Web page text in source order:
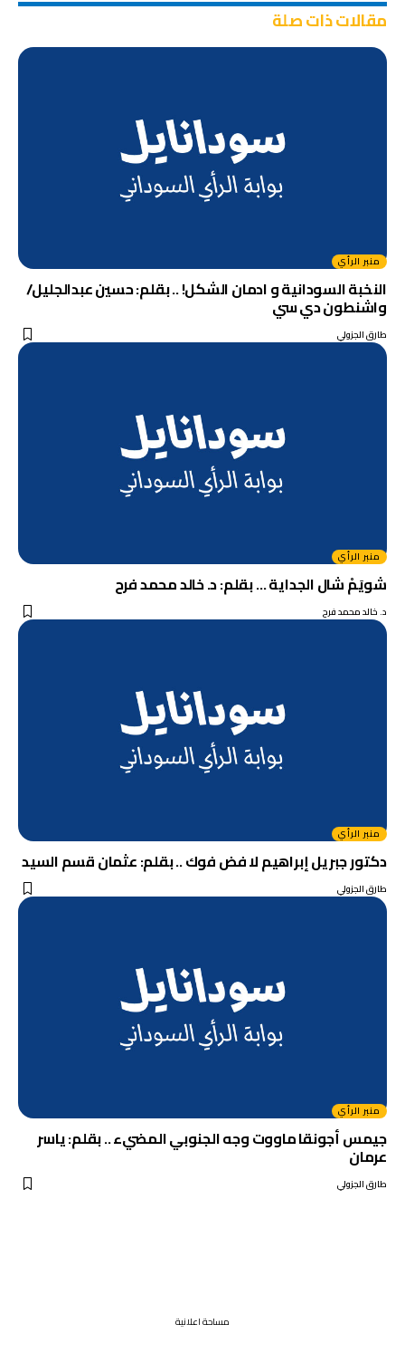
مقالات ذات صلة
منبر الرأي
النخبة السودانية و ادمان الشكل! .. بقلم: حسين عبدالجليل/
واشنطون دي سي
طارق الجزولي
منبر الرأي
شويَمْ شال الجداية … بقلم: د. خالد محمد فرح
د. خالد محمد فرح
منبر الرأي
دكتور جبريل إبراهيم لا فض فوك .. بقلم: عثمان قسم السيد
طارق الجزولي
منبر الرأي
جيمس أجونقا ماووت وجه الجنوبي المضيء .. بقلم: ياسر
عرمان
طارق الجزولي
مساحة اعلانية